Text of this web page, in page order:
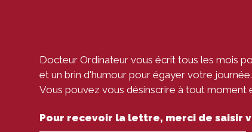
Docteur Ordinateur vous écrit tous les mois
et un brin d'humour pour égayer votre journée.
Vous pouvez vous désinscrire à tout moment
Pour recevoir la lettre, merci de saisir